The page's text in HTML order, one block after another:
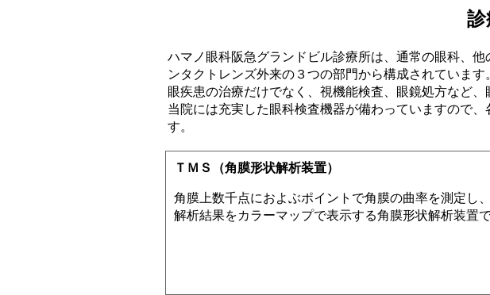
診
ハマノ眼科阪急グランドビル診療所は、通常の眼科、
ンタクトレンズ外来の３つの部門から構成されています。
眼疾患の治療だけでなく、視機能検査、眼鏡処方など
当院には充実した眼科検査機器が備わっていますので
す。
ＴＭＳ（角膜形状解析装置）
角膜上数千点におよぶポイントで角膜の曲率を測定し、
解析結果をカラーマップで表示する角膜形状解析装置で